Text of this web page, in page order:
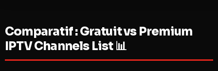
Comparatif : Gratuit vs Premium
IPTV Channels List 📊